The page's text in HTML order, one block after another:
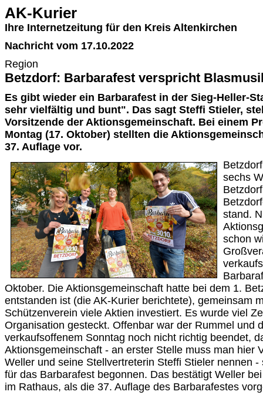
AK-Kurier
Ihre Internetzeitung für den Kreis Altenkirchen
Nachricht vom 17.10.2022
Region
Betzdorf: Barbarafest verspricht
Es gibt wieder ein Barbarafest in der Sieg-Heller-
sehr vielfältig und bunt". Das sagt Steffi Stieler,
Vorsitzende der Aktionsgemeinschaft. Bei einem
Montag (17. Oktober) stellten die
37. Auflage vor.
sechs
stand.
schon
Oktober. Die Aktionsgemeinschaft hatte bei dem 1.
entstanden ist (die AK-Kurier berichtete), gemeinsam
Schützenverein viele Aktien investiert. Es wurde viel
Organisation gesteckt. Offenbar war der Rummel und
verkaufsoffenem Sonntag noch nicht richtig beendet,
Aktionsgemeinschaft - an erster Stelle muss man hier
Weller und seine Stellvertreterin Steffi Stieler nennen
für das Barbarafest begonnen. Das bestätigt Weller
im Rathaus, als die 37. Auflage des Barbarafestes